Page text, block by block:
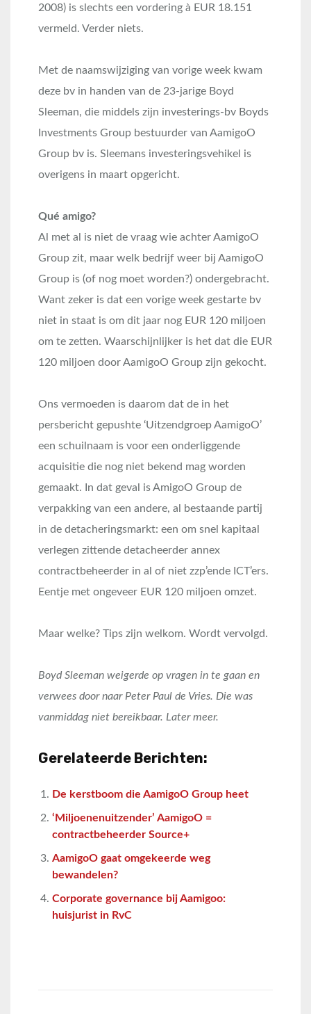
2008) is slechts een vordering à EUR 18.151
vermeld. Verder niets.
Met de naamswijziging van vorige week kwam
deze bv in handen van de 23-jarige Boyd
Sleeman, die middels zijn investerings-bv Boyds
Investments Group bestuurder van AamigoO
Group bv is. Sleemans investeringsvehikel is
overigens in maart opgericht.
Qué amigo?
Al met al is niet de vraag wie achter AamigoO
Group zit, maar welk bedrijf weer bij AamigoO
Group is (of nog moet worden?) ondergebracht.
Want zeker is dat een vorige week gestarte bv
niet in staat is om dit jaar nog EUR 120 miljoen
om te zetten. Waarschijnlijker is het dat die EUR
120 miljoen door AamigoO Group zijn gekocht.
Ons vermoeden is daarom dat de in het
persbericht gepushte ‘Uitzendgroep AamigoO’
een schuilnaam is voor een onderliggende
acquisitie die nog niet bekend mag worden
gemaakt. In dat geval is AmigoO Group de
verpakking van een andere, al bestaande partij
in de detacheringsmarkt: een om snel kapitaal
verlegen zittende detacheerder annex
contractbeheerder in al of niet zzp’ende ICT’ers.
Eentje met ongeveer EUR 120 miljoen omzet.
Maar welke? Tips zijn welkom. Wordt vervolgd.
Boyd Sleeman weigerde op vragen in te gaan en
verwees door naar Peter Paul de Vries. Die was
vanmiddag niet bereikbaar. Later meer.
Gerelateerde Berichten:
De kerstboom die AamigoO Group heet
‘Miljoenenuitzender’ AamigoO =
contractbeheerder Source+
AamigoO gaat omgekeerde weg
bewandelen?
Corporate governance bij Aamigoo:
huisjurist in RvC